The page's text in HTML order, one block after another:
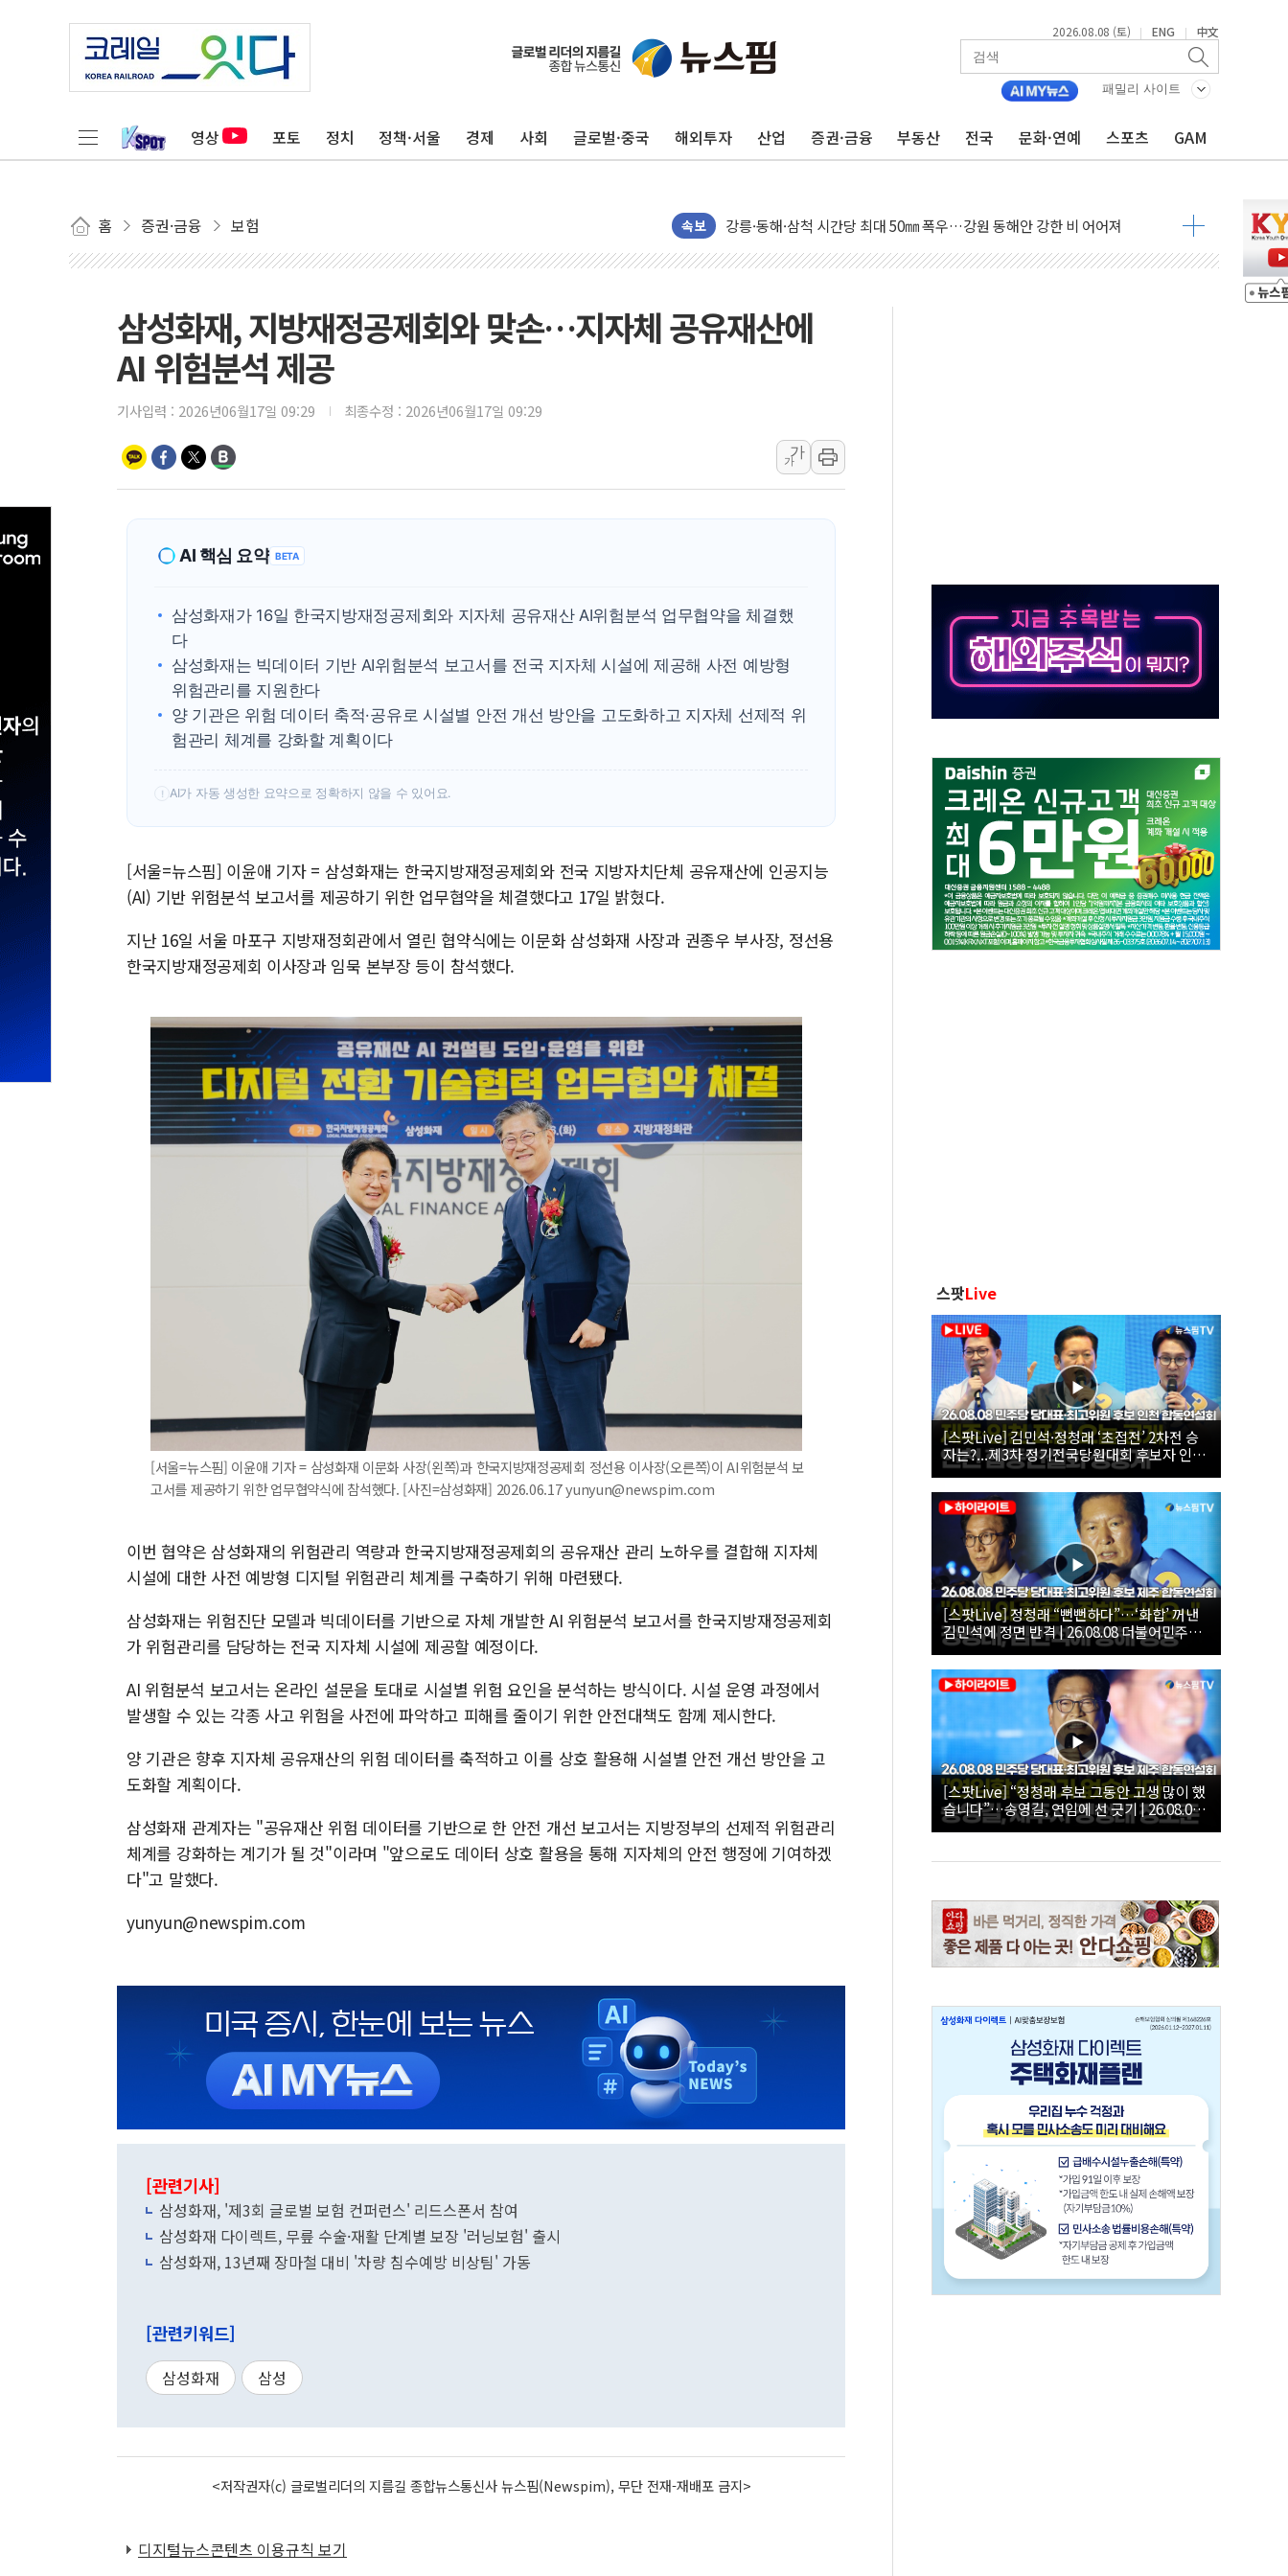
2026.08.08 (토) | ENG | 中文
패밀리 사이트
영상 포토 정치 정책·서울 경제 사회 글로벌·중국 해외투자 산업 증권·금융 부동산 전국 문화·연예 스포츠 GAM
홈 증권·금융 보험 속보
이번주 국내 주요 금융일정(8.10~8.14)
美, 이란전 출구전략 만지작…공습 한계·탄약 부족 현실화
폐기물 수거하다 참변…60대 환경미화원 수거차에 치여 사망
서울 중랑구 주택가서 흉기 난동…60대 남성 2명 숨져
여수 오동도 인근 해상서 모터보트 전복…1명 사망·1명 실종
추미애, '위안부' 피해자 기림의 날 참석..."국제적 시민 연대로 목소리 내야"
李대통령, ISA 개편 재검토 지시…與 "적극 환영"·野 "졸속 국정"
동해중부 전 해상 풍랑주의보…10일까지 최대 3.5m 높은 물결
동해시, 11~14일 '별똥별 멍' 운영…페르세우스 유성우 관측
강원 중·남부 동해안 시간당 50mm 이상 폭우…호우경보 발효
청양 밭에서 일하던 90대 숨져…온열질환 여부 조사
폭염에 車 운전면허 기능시험 오전 집중 편성…체감온도 38도 넘으면 중단
삼성화재, 지방재정공제회와 맞손…지자체 공유재산에
AI 위험분석 제공
기사입력 : 2026년06월17일 09:29 최종수정 : 2026년06월17일 09:29
가
가
AI 핵심 요약 BETA
삼성화재가 16일 한국지방재정공제회와 지자체 공유재산 AI위험분석 업무협약을 체결했
다
삼성화재는 빅데이터 기반 AI위험분석 보고서를 전국 지자체 시설에 제공해 사전 예방형
위험관리를 지원한다
양 기관은 위험 데이터 축적·공유로 시설별 안전 개선 방안을 고도화하고 지자체 선제적 위
험관리 체계를 강화할 계획이다
! AI가 자동 생성한 요약으로 정확하지 않을 수 있어요.
[서울=뉴스핌] 이윤애 기자 = 삼성화재는 한국지방재정공제회와 전국 지방자치단체 공유재산에 인공지능
(AI) 기반 위험분석 보고서를 제공하기 위한 업무협약을 체결했다고 17일 밝혔다.
지난 16일 서울 마포구 지방재정회관에서 열린 협약식에는 이문화 삼성화재 사장과 권종우 부사장, 정선용
한국지방재정공제회 이사장과 임묵 본부장 등이 참석했다.
[서울=뉴스핌] 이윤애 기자 = 삼성화재 이문화 사장(왼쪽)과 한국지방재정공제회 정선용 이사장(오른쪽)이 AI위험분석 보
고서를 제공하기 위한 업무협약식에 참석했다. [사진=삼성화재] 2026.06.17 yunyun@newspim.com
이번 협약은 삼성화재의 위험관리 역량과 한국지방재정공제회의 공유재산 관리 노하우를 결합해 지자체
시설에 대한 사전 예방형 디지털 위험관리 체계를 구축하기 위해 마련됐다.
삼성화재는 위험진단 모델과 빅데이터를 기반으로 자체 개발한 AI 위험분석 보고서를 한국지방재정공제회
가 위험관리를 담당하는 전국 지자체 시설에 제공할 예정이다.
AI 위험분석 보고서는 온라인 설문을 토대로 시설별 위험 요인을 분석하는 방식이다. 시설 운영 과정에서
발생할 수 있는 각종 사고 위험을 사전에 파악하고 피해를 줄이기 위한 안전대책도 함께 제시한다.
양 기관은 향후 지자체 공유재산의 위험 데이터를 축적하고 이를 상호 활용해 시설별 안전 개선 방안을 고
도화할 계획이다.
삼성화재 관계자는 "공유재산 위험 데이터를 기반으로 한 안전 개선 보고서는 지방정부의 선제적 위험관리
체계를 강화하는 계기가 될 것"이라며 "앞으로도 데이터 상호 활용을 통해 지자체의 안전 행정에 기여하겠
다"고 말했다.
yunyun@newspim.com
[관련기사]
삼성화재, '제3회 글로벌 보험 컨퍼런스' 리드스폰서 참여
삼성화재 다이렉트, 무릎 수술·재활 단계별 보장 '러닝보험' 출시
삼성화재, 13년째 장마철 대비 '차량 침수예방 비상팀' 가동
[관련키워드]
삼성화재 삼성
<저작권자(c) 글로벌리더의 지름길 종합뉴스통신사 뉴스핌(Newspim), 무단 전재-재배포 금지>
디지털뉴스콘텐츠 이용규칙 보기
스팟Live
[스팟Live] 김민석·정청래 ‘초접전’ 2차전 승
자는?...제3차 정기전국당원대회 후보자 인천
합동연설회 생중계 | 26.08.08
[스팟Live] 정청래 “뻔뻔하다”…‘화합’ 꺼낸
김민석에 정면 반격 | 26.08.08 더불어민주당
당대표·최고위원 후보 제주 합동연설회
[스팟Live] “정청래 후보 그동안 고생 많이 했
습니다”…송영길, 연임에 선 긋기 | 26.08.08
더불어민주당 당대표·최고위원 후보 제주 합